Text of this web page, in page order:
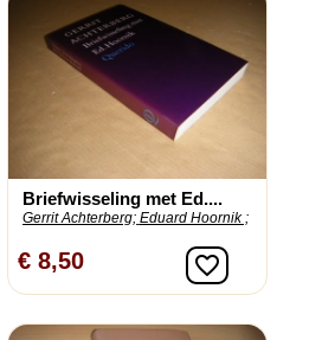
Briefwisseling met Ed....
Gerrit Achterberg; Eduard Hoornik ;
€ 8,50 favorite_border